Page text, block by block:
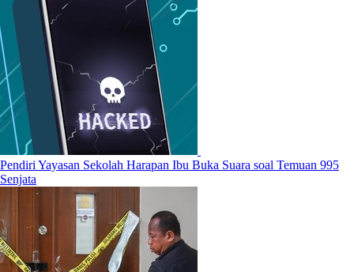
Pendiri Yayasan Sekolah Harapan Ibu Buka Suara soal Temuan 995
Senjata